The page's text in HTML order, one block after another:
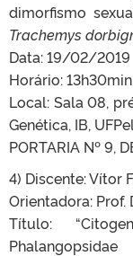
dimorfismo
Trachemys
Data: 19/02/2019
Horário: 13h30min
Local: Sala 08,
Genética, IB,
PORTARIA Nº 9,
4) Discente: Vítor
Orientadora: Prof.
Título: